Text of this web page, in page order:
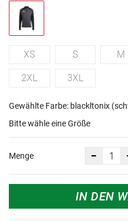
XS S M
2XL 3XL
Gewählte Farbe: blackltonix
Bitte wähle eine Größe
Menge
IN DEN